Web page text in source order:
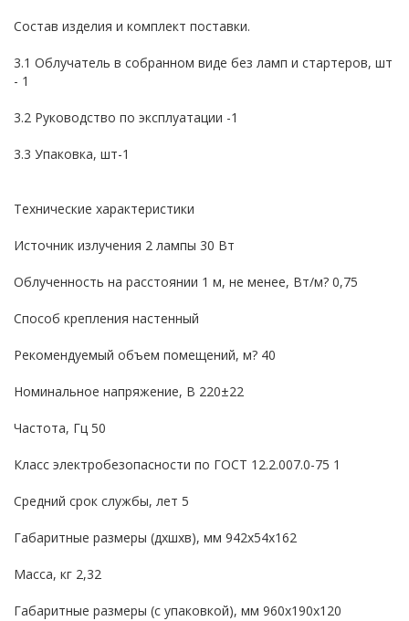
Состав изделия и комплект поставки.
3.1 Облучатель в собранном виде без ламп и стартеров, шт
- 1
3.2 Руководство по эксплуатации -1
3.3 Упаковка, шт-1
Технические характеристики
Источник излучения 2 лампы 30 Вт
Облученность на расстоянии 1 м, не менее, Вт/м? 0,75
Способ крепления настенный
Рекомендуемый объем помещений, м? 40
Номинальное напряжение, В 220±22
Частота, Гц 50
Класс электробезопасности по ГОСТ 12.2.007.0-75 1
Средний срок службы, лет 5
Габаритные размеры (дxшxв), мм 942х54х162
Масса, кг 2,32
Габаритные размеры (с упаковкой), мм 960х190х120